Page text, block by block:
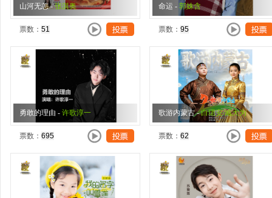
山河无恙-张淇奥
票数：
命运 - 郭姝含
票数：
勇敢的理由 - 许歌淳一
票数：
歌游内蒙古-白珺安/臧大为
票数：